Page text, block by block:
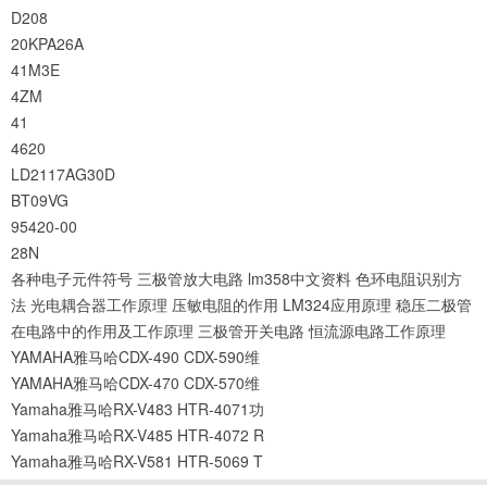
D208
20KPA26A
41M3E
4ZM
41
4620
LD2117AG30D
BT09VG
95420-00
28N
各种电子元件符号 三极管放大电路 lm358中文资料 色环电阻识别方
法 光电耦合器工作原理 压敏电阻的作用 LM324应用原理 稳压二极管
在电路中的作用及工作原理 三极管开关电路 恒流源电路工作原理
YAMAHA雅马哈CDX-490 CDX-590维
YAMAHA雅马哈CDX-470 CDX-570维
Yamaha雅马哈RX-V483 HTR-4071功
Yamaha雅马哈RX-V485 HTR-4072 R
Yamaha雅马哈RX-V581 HTR-5069 T